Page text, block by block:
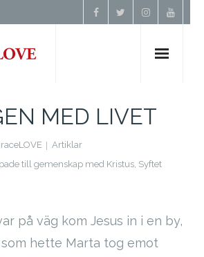
MED LIVET
Artiklar
till gemenskap med Kristus, Syftet
på väg kom Jesus in i en by,
hette Marta tog emot